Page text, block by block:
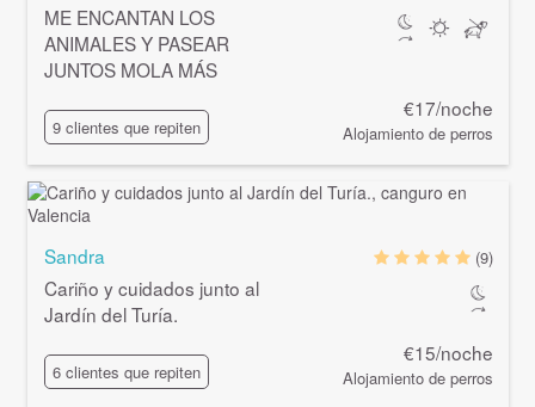
ME ENCANTAN LOS
ANIMALES Y PASEAR
JUNTOS MOLA MÁS
9 clientes que repiten
€17/noche
Alojamiento de perros
Sandra
Cariño y cuidados junto al
Jardín del Turía.
6 clientes que repiten
(9)
€15/noche
Alojamiento de perros